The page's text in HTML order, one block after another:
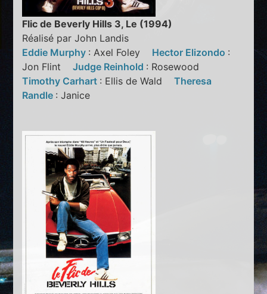
Flic de Beverly Hills 3, Le (1994)
Réalisé par John Landis
Eddie Murphy : Axel Foley Hector Elizondo :
Jon FlintJudge Reinhold : Rosewood
Timothy Carhart : Ellis de WaldTheresa
Randle : Janice